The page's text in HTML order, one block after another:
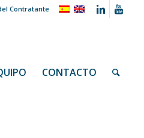
Contratante
CONTACTO